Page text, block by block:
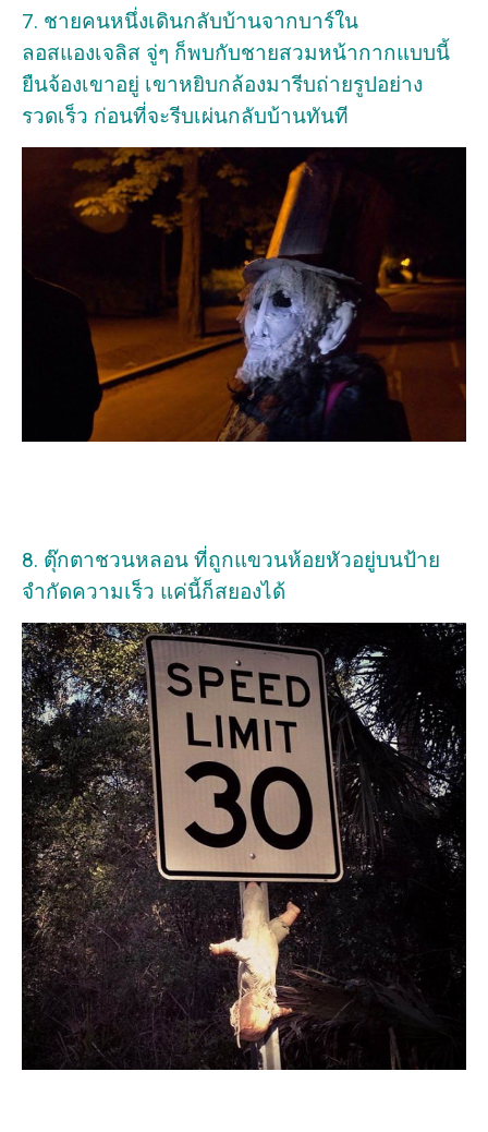
7. ชายคนหนึ่งเดินกลับบ้านจากบาร์ใน
ลอสแองเจลิส จู่ๆ ก็พบกับชายสวมหน้ากากแบบนี้
ยืนจ้องเขาอยู่ เขาหยิบกล้องมารีบถ่ายรูปอย่าง
รวดเร็ว ก่อนที่จะรีบเผ่นกลับบ้านทันที
8. ตุ๊กตาชวนหลอน ที่ถูกแขวนห้อยหัวอยู่บนป้าย
จำกัดความเร็ว แค่นี้ก็สยองได้